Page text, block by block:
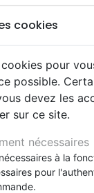
cadeaux
élements
cookies
pour
possible.
devez les
sur ce site.
nécessaires
à la
pour